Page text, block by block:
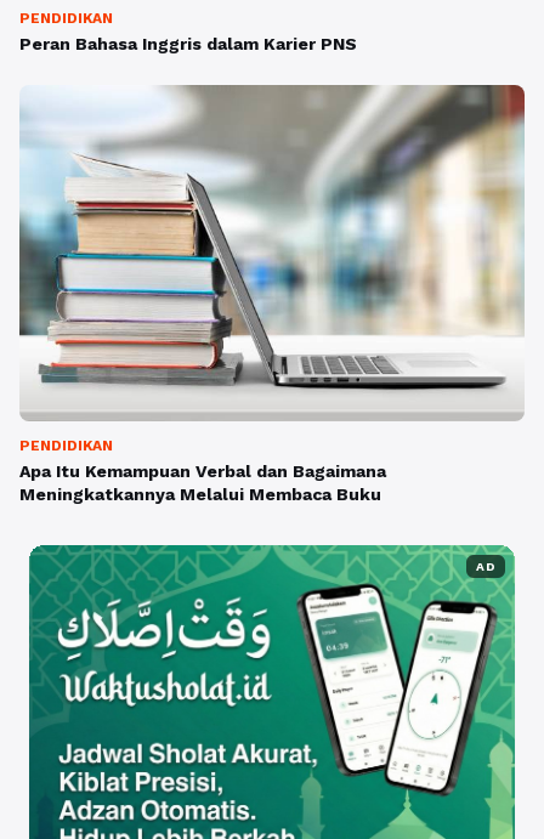
PENDIDIKAN
Peran Bahasa Inggris dalam Karier PNS
PENDIDIKAN
Apa Itu Kemampuan Verbal dan Bagaimana
Meningkatkannya Melalui Membaca Buku
AD